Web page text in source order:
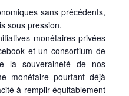
sans précédents,
sous pression.
monétaires privées
et un consortium de
la souveraineté de nos
monétaire pourtant déjà
à remplir équitablement